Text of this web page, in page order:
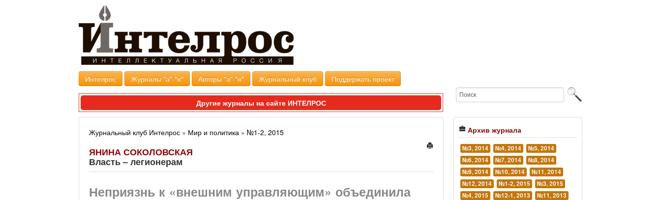
Интелрос Журналы "а"-"я" Авторы "а"-"я" Журнальный клуб Поддержать проект
Другие журналы на сайте ИНТЕЛРОС
Журнальный клуб Интелрос » Мир и политика » №1-2, 2015
ЯНИНА СОКОЛОВСКАЯ
Власть – легионерам
Неприязнь к «внешним управляющим» объединила
Архив журнала
№3, 2014 №4, 2014
№5, 2014
№6, 2014
№7, 2014
№8, 2014
№9, 2014
№10, 2014
№11, 2014
№12, 2014
№1-2, 2015
№3, 2015
№4, 2015
№12-1, 2013
№11, 2013